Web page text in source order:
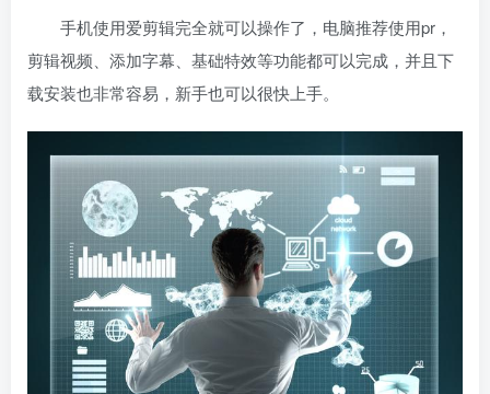
手机使用爱剪辑完全就可以操作了，电脑推荐使用pr，
剪辑视频、添加字幕、基础特效等功能都可以完成，并且下
载安装也非常容易，新手也可以很快上手。